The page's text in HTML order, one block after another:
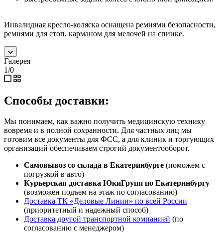
Инвалидная кресло-коляска оснащена ремнями безопасности,
ремнями для стоп, карманом для мелочей на спинке.
Галерея
1/0 —
Способы доставки:
Мы понимаем, как важно получить медицинскую технику
вовремя и в полной сохранности. Для частных лиц мы
готовим все документы для ФСС, а для клиник и торгующих
организаций обеспечиваем строгий документооборот.
Самовывоз со склада в Екатеринбурге (поможем с
погрузкой в авто)
Курьерская доставка ЮкиГрупп по Екатеринбургу
(возможен подъем на этаж по согласованию)
Доставка ТК «Деловые Линии» по всей России
(приоритетный и надежный способ)
Доставка другой транспортной компанией (по
согласованию с менеджером)